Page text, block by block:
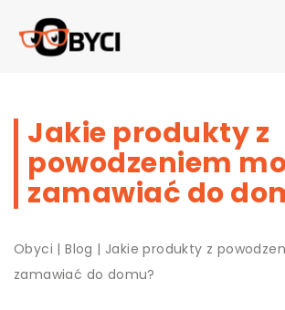
Jakie produkty z
powodzeniem
zamawiać do
Obyci |Blog | Jakie produkty z
zamawiać do domu?